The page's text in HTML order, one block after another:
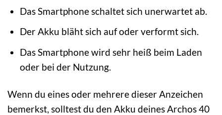
Das Smartphone schaltet sich unerwartet ab.
Der Akku bläht sich auf oder verformt sich.
Das Smartphone wird sehr heiß beim Laden
oder bei der Nutzung.
Wenn du eines oder mehrere dieser Anzeichen
bemerkst, solltest du den Akku deines Archos 40